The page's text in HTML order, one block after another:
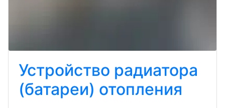
Устройство радиатора
(батареи) отопления